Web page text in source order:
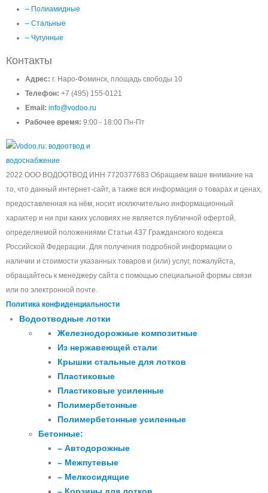
– Полиамидные
– Стальные
– Чугунные
Контакты
Адрес: г. Наро-Фоминск, площадь свободы 10
Телефон: +7 (495) 155-0121
Email: info@vodoo.ru
Рабочее время: 9:00 - 18:00 Пн-Пт
2022 ООО ВОДООТВОД ИНН 7720377683 Обращаем ваше внимание на
то, что данный интернет-сайт, а также вся информация о товарах и ценах,
предоставленная на нём, носит исключительно информационный
характер и ни при каких условиях не является публичной офертой,
определяемой положениями Статьи 437 Гражданского кодекса
Российской Федерации. Для получения подробной информации о
наличии и стоимости указанных товаров и (или) услуг, пожалуйста,
обращайтесь к менеджеру сайта с помощью специальной формы связи
или по электронной почте.
Политика конфиденциальности
Водоотводные лотки
Железнодорожные композитные
Из нержавеющей стали
Крышки стальные для лотков
Пластиковые
Пластиковые усиленные
Полимербетонные
Полимербетонные усиленные
Бетонные:
– Автодорожные
– Межпутевые
– Мелкосидящие